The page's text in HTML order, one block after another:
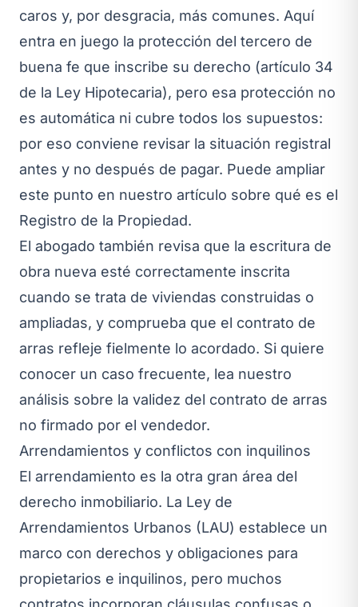
caros y, por desgracia, más comunes. Aquí
entra en juego la protección del tercero de
buena fe que inscribe su derecho (artículo 34
de la Ley Hipotecaria), pero esa protección no
es automática ni cubre todos los supuestos:
por eso conviene revisar la situación registral
antes y no después de pagar. Puede ampliar
este punto en nuestro artículo sobre qué es el
Registro de la Propiedad.
El abogado también revisa que la escritura de
obra nueva esté correctamente inscrita
cuando se trata de viviendas construidas o
ampliadas, y comprueba que el contrato de
arras refleje fielmente lo acordado. Si quiere
conocer un caso frecuente, lea nuestro
análisis sobre la validez del contrato de arras
no firmado por el vendedor.
Arrendamientos y conflictos con inquilinos
El arrendamiento es la otra gran área del
derecho inmobiliario. La Ley de
Arrendamientos Urbanos (LAU) establece un
marco con derechos y obligaciones para
propietarios e inquilinos, pero muchos